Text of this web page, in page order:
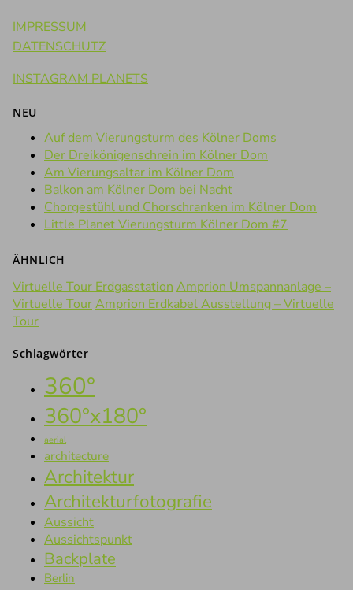
IMPRESSUM
DATENSCHUTZ
INSTAGRAM PLANETS
NEU
Auf dem Vierungsturm des Kölner Doms
Der Dreikönigenschrein im Kölner Dom
Am Vierungsaltar im Kölner Dom
Balkon am Kölner Dom bei Nacht
Chorgestühl und Chorschranken im Kölner Dom
Little Planet Vierungsturm Kölner Dom #7
ÄHNLICH
Virtuelle Tour Erdgasstation Amprion Umspannanlage –
Virtuelle TourAmprion Erdkabel Ausstellung – Virtuelle
Tour
Schlagwörter
360°
360°x180°
aerial
architecture
Architektur
Architekturfotografie
Aussicht
Aussichtspunkt
Backplate
Berlin